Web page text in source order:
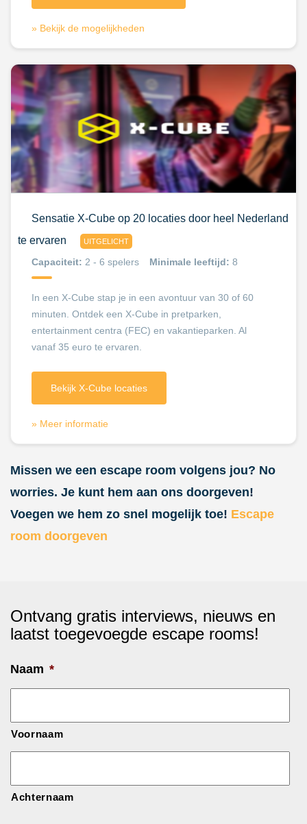
» Bekijk de mogelijkheden
Sensatie X-Cube op 20 locaties door heel Nederland
te ervaren
UITGELICHT
Capaciteit: 2 - 6 spelers Minimale leeftijd: 8
In een X-Cube stap je in een avontuur van 30 of 60
minuten. Ontdek een X-Cube in pretparken,
entertainment centra (FEC) en vakantieparken. Al
vanaf 35 euro te ervaren.
Bekijk X-Cube locaties
» Meer informatie
Missen we een escape room volgens jou? No
worries. Je kunt hem aan ons doorgeven!
Voegen we hem zo snel mogelijk toe! Escape
room doorgeven
Ontvang gratis interviews, nieuws en
laatst toegevoegde escape rooms!
Naam *
Voornaam
Achternaam